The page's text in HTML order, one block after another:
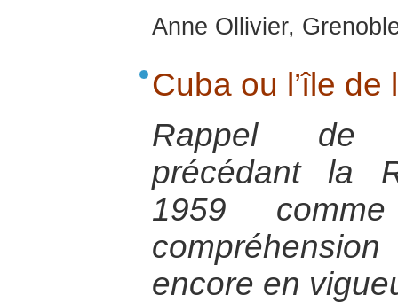
Anne Ollivier,
Cuba ou l’île de
Rappel de
précédant la
1959
encore en